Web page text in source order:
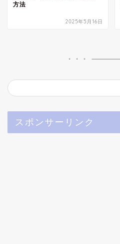
方法
2025年5月16日
スポンサーリンク